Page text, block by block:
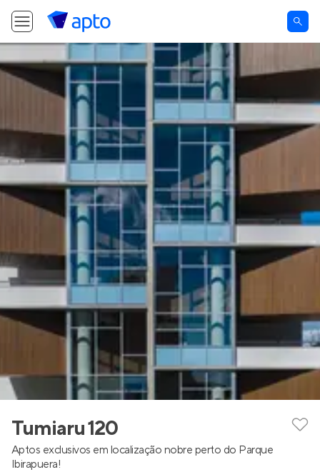
Tumiaru 120
Aptos exclusivos em localização nobre perto do Parque
Ibirapuera!